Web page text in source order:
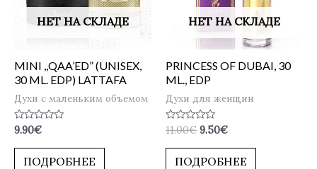
НЕТ НА СКЛАДЕ
MINI ,,QAA’ED” (UNISEX,
30 ML. EDP) LATTAFA
Духи с маленьким объемом
Оценка
из
9.90€
ПОДРОБНЕЕ
НЕТ НА СКЛАДЕ
PRINCESS OF DUBAI, 30
ML., EDP
Духи для женщин
Оценка
из
11.00€ 9.50€
ПОДРОБНЕЕ